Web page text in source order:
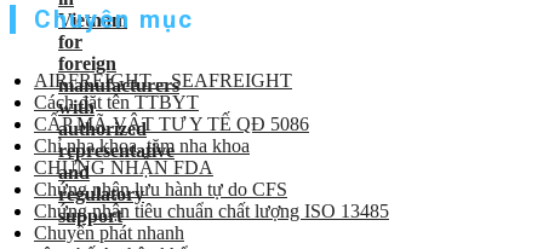
Chuyên mục
AIRFREIGHT – SEAFREIGHT
Cách đặt tên TTBYT
CẤP MÃ VẬT TƯ Y TẾ QĐ 5086
Chỉ nha khoa, tăm nha khoa
CHỨNG NHẬN FDA
Chứng nhận lưu hành tự do CFS
Chứng nhận tiêu chuẩn chất lượng ISO 13485
Chuyển phát nhanh